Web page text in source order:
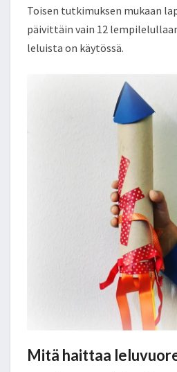
Toisen tutkimuksen mukaan
päivittäin vain 12
leluista on käytössä.
Mitä haittaa